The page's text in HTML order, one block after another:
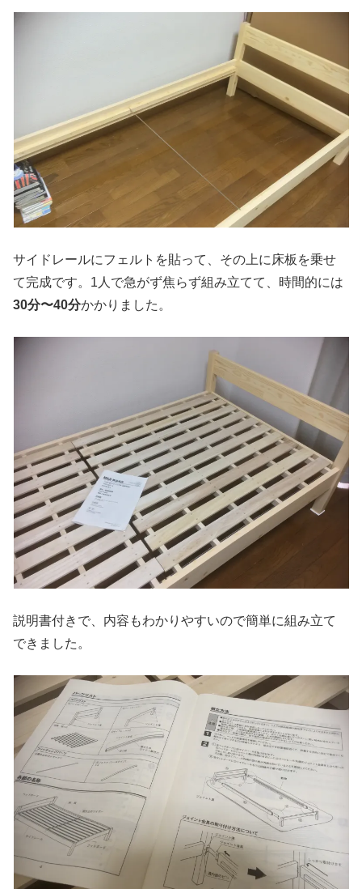
サイドレールにフェルトを貼って、その上に床板を乗せ
て完成です。1人で急がず焦らず組み立てて、時間的には
30分〜40分かかりました。
説明書付きで、内容もわかりやすいので簡単に組み立て
できました。